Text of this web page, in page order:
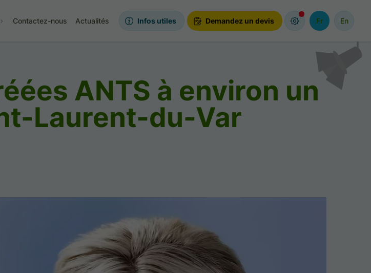
Contactez-nous Actualités Infos utiles Demandez un devis Fr En
ANTS à environ un
Laurent-du-Var